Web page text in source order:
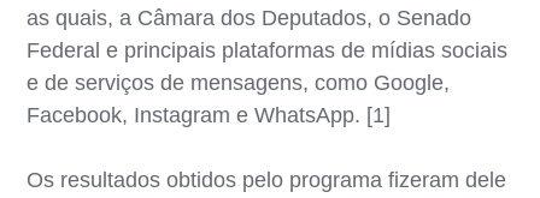
as quais, a Câmara dos Deputados, o Senado
Federal e principais plataformas de mídias sociais
e de serviços de mensagens, como Google,
Facebook, Instagram e WhatsApp. [1]
Os resultados obtidos pelo programa fizeram dele